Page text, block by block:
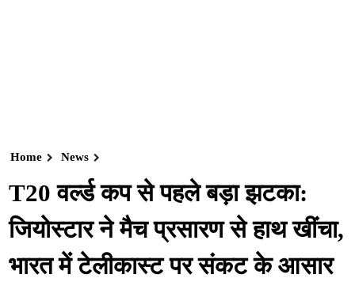
Home News
T20 वर्ल्ड कप से पहले बड़ा झटका:
जियोस्टार ने मैच प्रसारण से हाथ खींचा,
भारत में टेलीकास्ट पर संकट के आसार